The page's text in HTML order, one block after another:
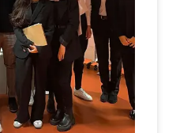
Auszeichnungen